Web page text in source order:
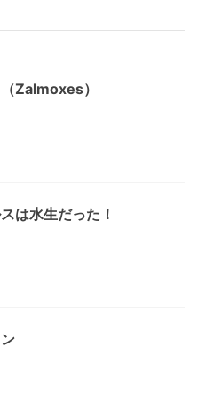
Zalmoxes）
は水生だった！